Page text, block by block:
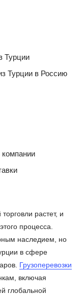
Турции
Турции в Россию
растет, и
процесса.
наследием, но
в сфере
Грузоперевозки
включая
глобальной